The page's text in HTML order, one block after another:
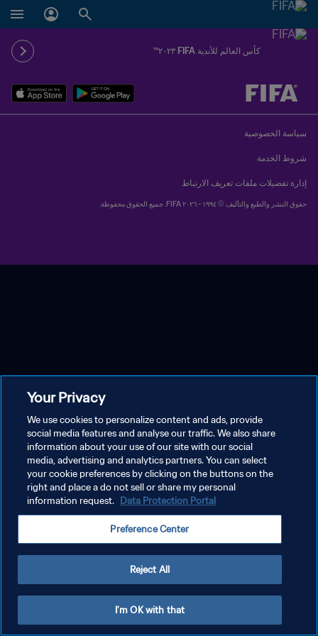
كأس العالم للأندية FIFA ٢٠٢٣™
سياسة الخصوصية
شروط الخدمة
إدارة تفضيلات ملفات تعريف الارتباط
حقوق النشر والطبع والتأليف © ١٩٩٤ - ٢٠٢٦ FIFA. جميع الحقوق محفوظة.
Your Privacy
We use cookies to personalize content and ads, provide
social media features and analyse our traffic. We also share
information about your use of our site with our social
media, advertising and analytics partners. You can select
your cookie preferences by clicking on the buttons on the
right and place a do not sell or share my personal
information request. Data Protection Portal
Preference Center
Reject All
I'm OK with that